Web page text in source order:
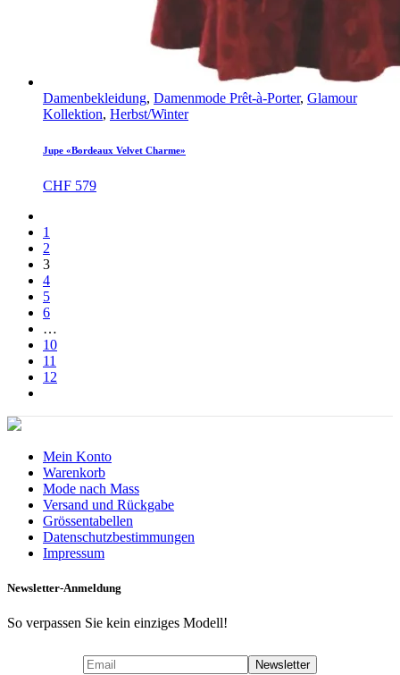
Damenbekleidung, Damenmode Prêt-à-Porter, Glamour
Kollektion, Herbst/Winter
Jupe «Bordeaux Velvet Charme»
CHF 579
1
2
3
4
5
6
…
10
11
12
Mein Konto
Warenkorb
Mode nach Mass
Versand und Rückgabe
Grössentabellen
Datenschutzbestimmungen
Impressum
Newsletter-Anmeldung
So verpassen Sie kein einziges Modell!